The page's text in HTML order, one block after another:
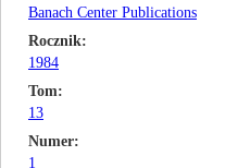
Banach Center Publications
Rocznik
1984
Tom
13
Numer
1